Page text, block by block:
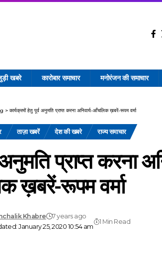
खबरे कारोबार समाचार मनोरंजन की समाचार
> कार्यक्रमों हेतु पूर्व अनुमति प्राप्त करना अनिवार्य-आँचलिक ख़बरें-रूपम वर्मा
ताज़ा खबरें देश की खबरे राज्य समाचार
प्राप्त करना
ख़बरें-रूपम वर्मा
January 25, 2020 10:54 am
Khabre 7 years ago
1 Min Read